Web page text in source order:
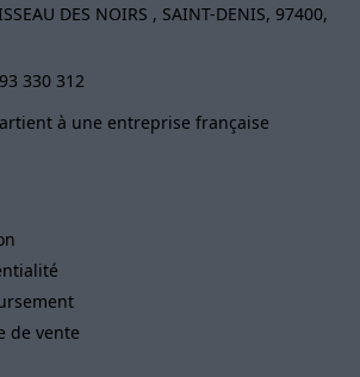
DES NOIRS , SAINT-DENIS, 97400,
330 312
à une entreprise française
de vente